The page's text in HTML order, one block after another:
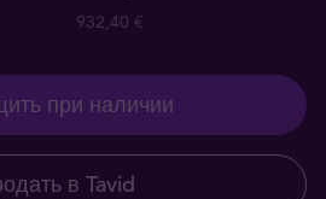
932,40 €
при наличии
в Tavid